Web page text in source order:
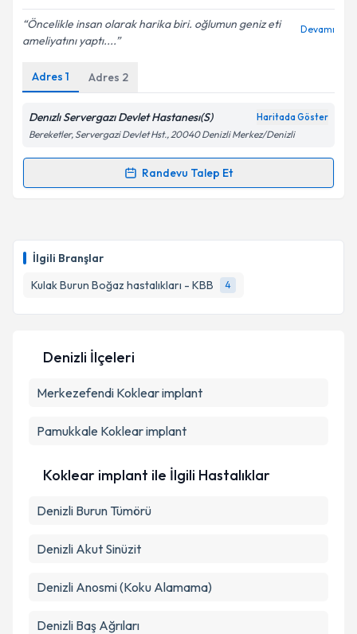
İlgili Branşlar
Kulak Burun Boğaz hastalıkları - KBB
4
Kişisel verilerimin işlenmesine ilişkin
Metni'ni okudum ve kişisel verilerimin belirtilen
kapsamda işlenmesini kabul ediyorum.
Takvim Talebini Gönder
Öncelikle insan olarak harika biri. oğlumun geniz eti
ameliyatını yaptı....
Devamı
Adres 1 Adres 2
Denızlı Servergazı Devlet Hastanesı(S) Haritada Göster
Bereketler, Servergazi Devlet Hst., 20040 Denizli Merkez/Denizli
Randevu Talep Et
Randevu Takvimi Talebi
takvim hazırlandığında e-posta ile bilgilendireceğiz.
Metni'ni okudum ve kişisel verilerimin belirtilen
Denizli İlçeleri
Merkezefendi Koklear implant
Pamukkale Koklear implant
Koklear implant ile İlgili Hastalıklar
Denizli Burun Tümörü
Denizli Akut Sinüzit
Denizli Anosmi (Koku Alamama)
Denizli Baş Ağrıları